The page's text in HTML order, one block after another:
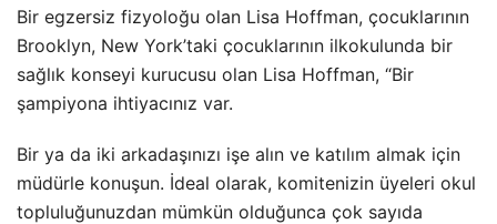
Bir egzersiz fizyoloğu olan Lisa Hoffman, çocuklarının
Brooklyn, New York’taki çocuklarının ilkokulunda bir
sağlık konseyi kurucusu olan Lisa Hoffman, “Bir
şampiyona ihtiyacınız var.
Bir ya da iki arkadaşınızı işe alın ve katılım almak için
müdürle konuşun. İdeal olarak, komitenizin üyeleri okul
topluluğunuzdan mümkün olduğunca çok sayıda